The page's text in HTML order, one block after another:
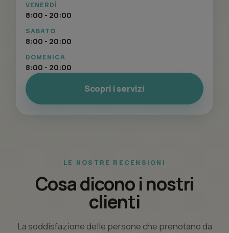
VENERDÌ
8:00 - 20:00
SABATO
8:00 - 20:00
DOMENICA
8:00 - 20:00
Scopri i servizi
LE NOSTRE RECENSIONI
Cosa dicono i nostri
clienti
La soddisfazione delle persone che prenotano da